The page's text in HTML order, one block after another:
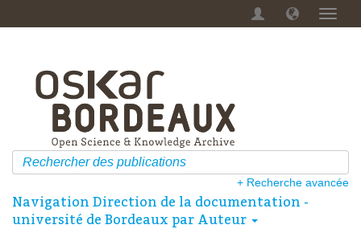
Menu
+ Recherche avancée
Navigation Direction de la documentation -
université de Bordeaux par Auteur